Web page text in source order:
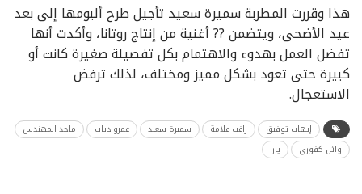
هذا وقررت المطربة سميرة سعيد تأجيل طرح ألبومها إلى بعد
عيد الأضحى، ويتضمن ?? أغنية من إنتاج روتانا، وأكدت أنها
تفضل العمل بهدوء والاهتمام بكل تفصيلة صغيرة كانت أو
كبيرة حتى تعود بشكل مميز ومختلف، لذلك ترفض
الاستعجال.
إيهاب توفيق راغب علامة سميرة سعيد عمرو دياب
ماجد المهندس
وائل كفوري
يارا